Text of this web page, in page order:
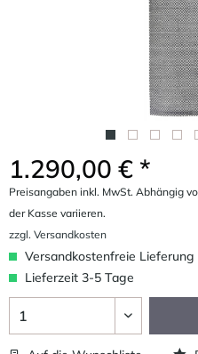
1.290,00 € *
Preisangaben inkl. MwSt. Abhängig
der Kasse variieren.
zzgl. Versandkosten
Versandkostenfreie
Lieferzeit 3-5 Tage